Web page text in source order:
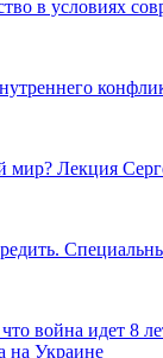
в условиях
мир? Лекция
война идет 8
на Украине